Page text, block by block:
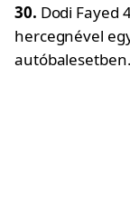
30. Dodi Fayed
hercegnével
autóbalesetben.